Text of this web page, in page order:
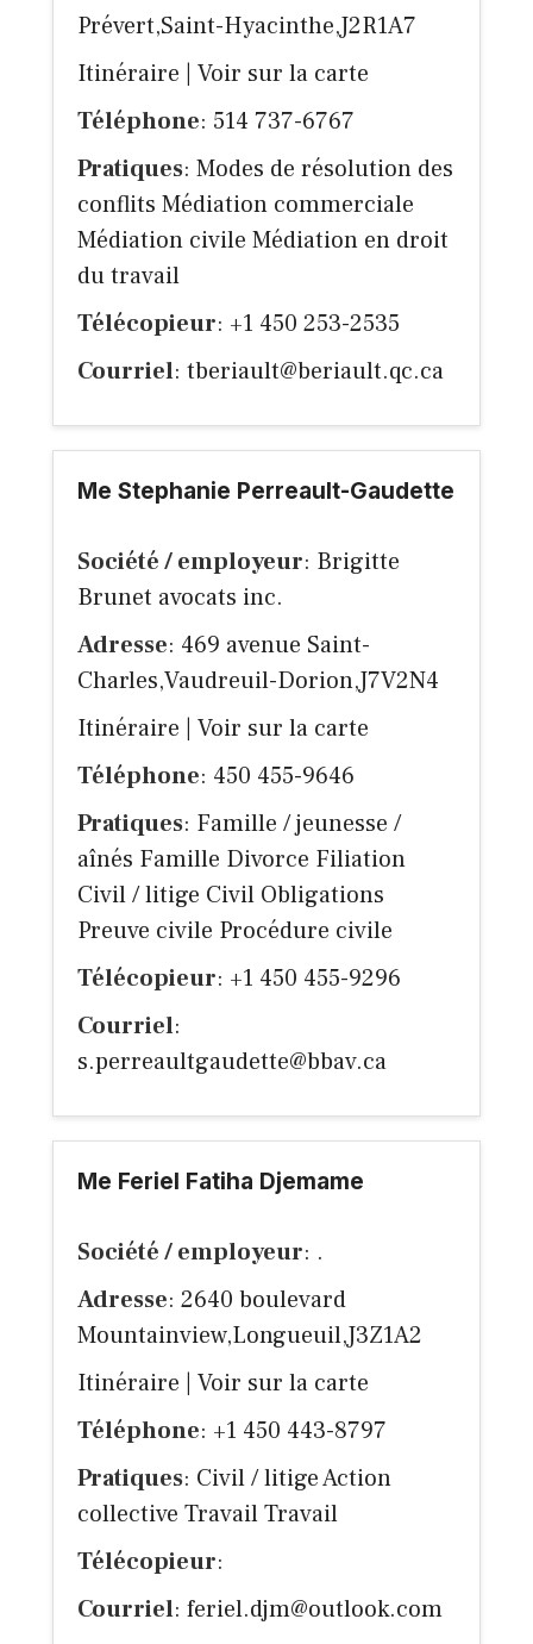
Prévert,Saint-Hyacinthe,J2R1A7
Itinéraire
Voir sur la carte
Téléphone: 514 737-6767
Pratiques: Modes de résolution des
conflits Médiation commerciale
Médiation civile Médiation en droit
du travail
Télécopieur: +1 450 253-2535
Courriel: tberiault@beriault.qc.ca
Me Stephanie Perreault-Gaudette
Société / employeur: Brigitte
Brunet avocats inc.
Adresse: 469 avenue Saint-
Charles,Vaudreuil-Dorion,J7V2N4
Itinéraire
Voir sur la carte
Téléphone: 450 455-9646
Pratiques: Famille / jeunesse /
aînés Famille Divorce Filiation
Civil / litige Civil Obligations
Preuve civile Procédure civile
Télécopieur: +1 450 455-9296
Courriel:
s.perreaultgaudette@bbav.ca
Me Feriel Fatiha Djemame
Société / employeur: .
Adresse: 2640 boulevard
Mountainview,Longueuil,J3Z1A2
Itinéraire
Voir sur la carte
Téléphone: +1 450 443-8797
Pratiques: Civil / litige Action
collective Travail Travail
Télécopieur:
Courriel: feriel.djm@outlook.com